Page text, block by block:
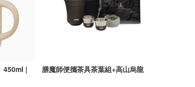
450ml |
膳魔師便攜茶具茶葉組+高山烏龍